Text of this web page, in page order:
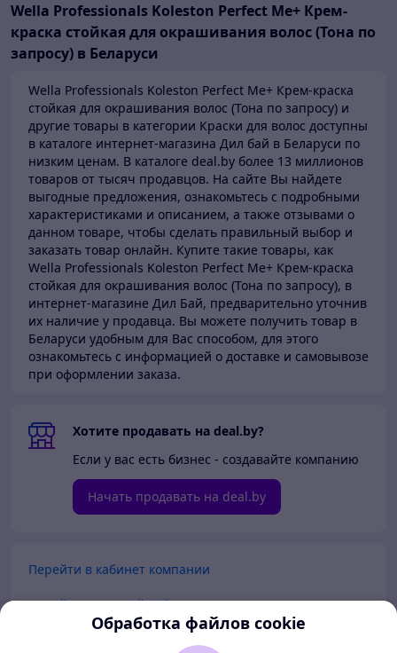
Wella Professionals Koleston Perfect Me+ Крем-
краска стойкая для окрашивания волос (Тона по
запросу) в Беларуси
Wella Professionals Koleston Perfect Me+ Крем-краска
стойкая для окрашивания волос (Тона по запросу) и
другие товары в категории Краски для волос доступны
в каталоге интернет-магазина Дил бай в Беларуси по
низким ценам. В каталоге deal.by более 13 миллионов
товаров от тысяч продавцов. На сайте Вы найдете
выгодные предложения, ознакомьтесь с подробными
характеристиками и описанием, а также отзывами о
данном товаре, чтобы сделать правильный выбор и
заказать товар онлайн. Купите такие товары, как
Wella Professionals Koleston Perfect Me+ Крем-краска
стойкая для окрашивания волос (Тона по запросу), в
интернет-магазине Дил Бай, предварительно уточнив
их наличие у продавца. Вы можете получить товар в
Беларуси удобным для Вас способом, для этого
ознакомьтесь с информацией о доставке и самовывозе
при оформлении заказа.
Хотите продавать на deal.by?
Если у вас есть бизнес - создавайте компанию
Начать продавать на deal.by
Перейти в кабинет компании
Перейти в личный кабинет
Обработка файлов cookie